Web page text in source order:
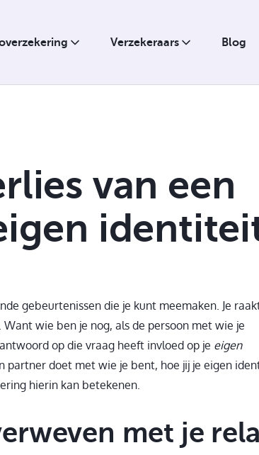
Hypotheek
Ziekte
Verpanding
Verzekeraars Blog
van een
gebeurtenissen die je kunt meemaken. Je
wie ben je nog, als de persoon met wie je
op die vraag heeft invloed op je eigen
partner doet met wie je bent, hoe jij je eigen
hierin kan betekenen.
met je